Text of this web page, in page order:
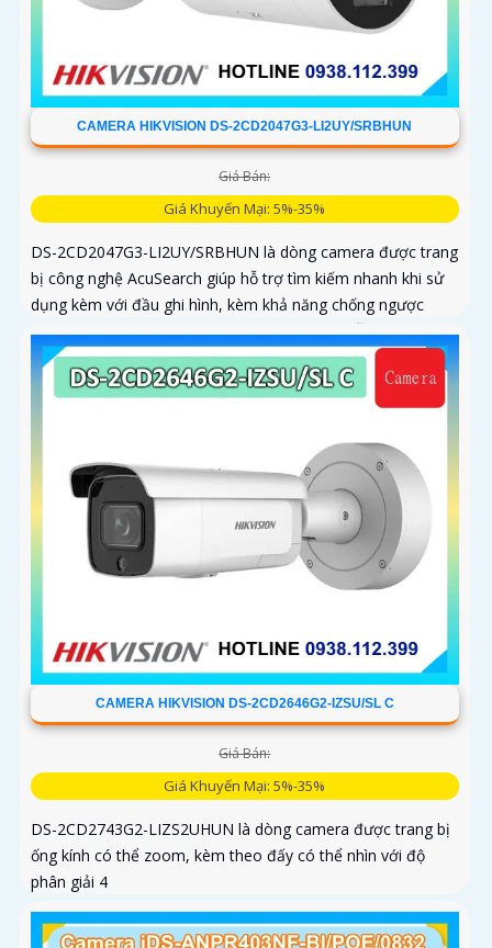
CAMERA HIKVISION DS-2CD2047G3-LI2UY/SRBHUN
Giá Bán:
Giá Khuyến Mại: 5%-35%
DS-2CD2047G3-LI2UY/SRBHUN là dòng camera được trang
bị công nghệ AcuSearch giúp hỗ trợ tìm kiếm nhanh khi sử
dụng kèm với đầu ghi hình, kèm khả năng chống ngược
sáng WDR 130dB, trang bị micro kép và loa hỗ trợ đàm
thoại 2 chiều, ống kính 4
CAMERA HIKVISION DS-2CD2646G2-IZSU/SL C
Giá Bán:
Giá Khuyến Mại: 5%-35%
DS-2CD2743G2-LIZS2UHUN là dòng camera được trang bị
ống kính có thể zoom, kèm theo đấy có thể nhìn với độ
phân giải 4